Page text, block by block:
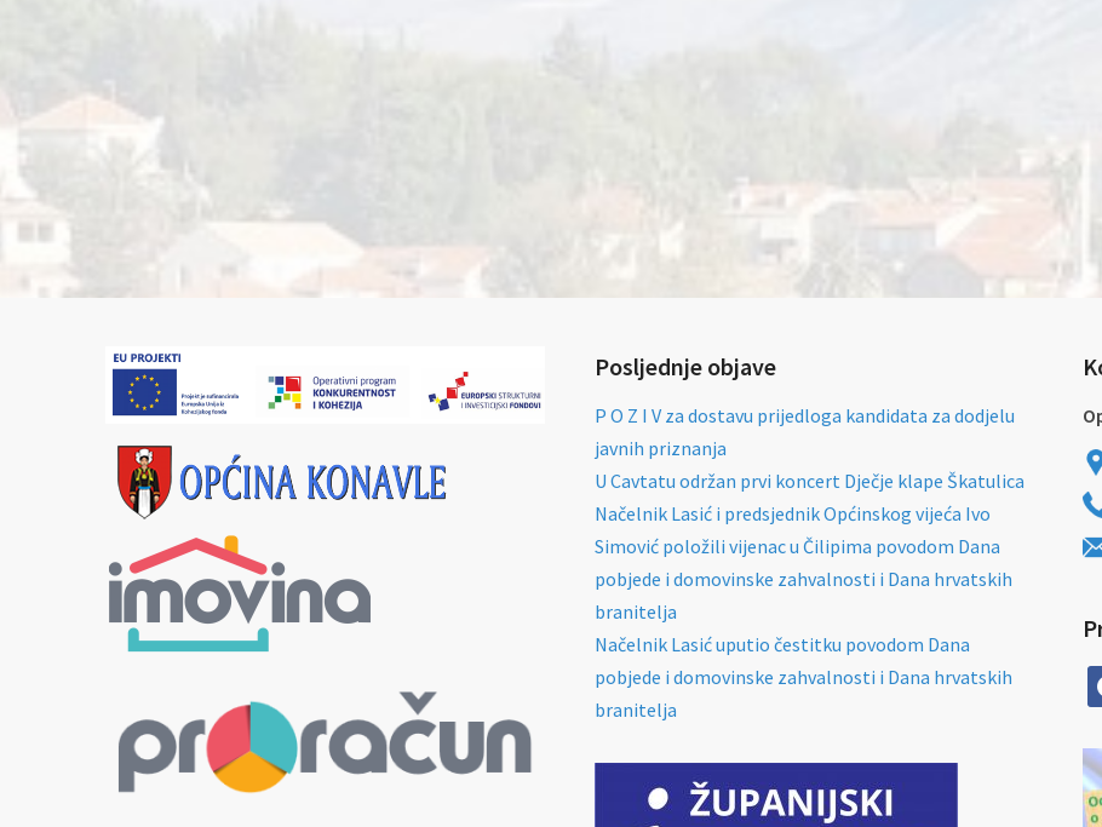
Posljednje objave
P O Z I V za dostavu prijedloga kandidata za dodjelu
javnih priznanja
U Cavtatu održan prvi koncert Dječje klape Škatulica
Načelnik Lasić i predsjednik Općinskog vijeća Ivo
Simović položili vijenac u Čilipima povodom Dana
pobjede i domovinske zahvalnosti i Dana hrvatskih
branitelja
Načelnik Lasić uputio čestitku povodom Dana
pobjede i domovinske zahvalnosti i Dana hrvatskih
branitelja